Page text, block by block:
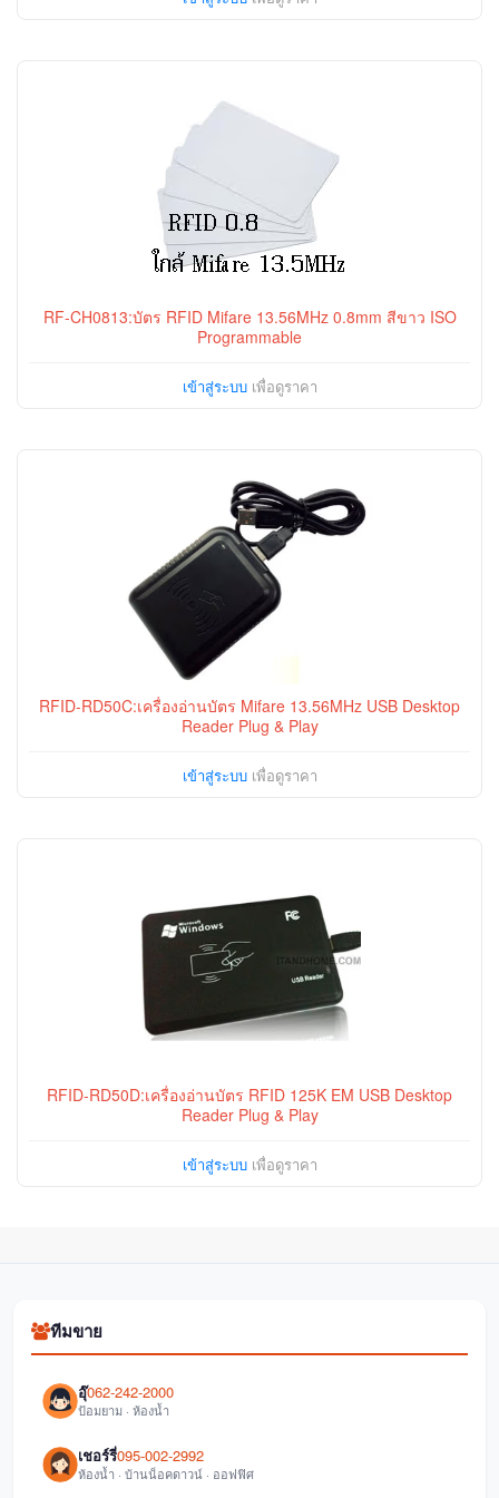
RF-CH0813:บัตร RFID Mifare 13.56MHz 0.8mm สีขาว ISO
Programmable
เข้าสู่ระบบเพื่อดูราคา
RFID-RD50C:เครื่องอ่านบัตร Mifare 13.56MHz USB Desktop
Reader Plug & Play
เข้าสู่ระบบเพื่อดูราคา
RFID-RD50D:เครื่องอ่านบัตร RFID 125K EM USB Desktop
Reader Plug & Play
เข้าสู่ระบบเพื่อดูราคา
ทีมขาย
อุ๊062-242-2000
ป้อมยาม · ห้องน้ำ
เชอร์รี่095-002-2992
ห้องน้ำ · บ้านน็อคดาวน์ · ออฟฟิศ